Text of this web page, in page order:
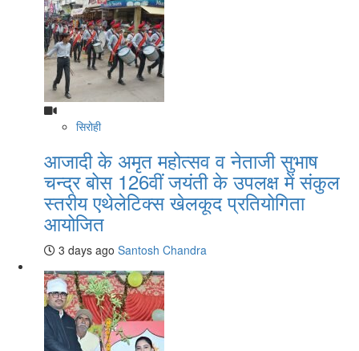
सिरोही
आजादी के अमृत महोत्सव व नेताजी सुभाष
चन्द्र बोस 126वीं जयंती के उपलक्ष में संकुल
स्तरीय एथेलेटिक्स खेलकूद प्रतियोगिता
आयोजित
3 days ago Santosh Chandra